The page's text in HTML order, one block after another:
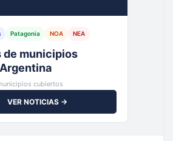
Patagonia NOA NEA
de municipios
cubiertos
VER NOTICIAS →